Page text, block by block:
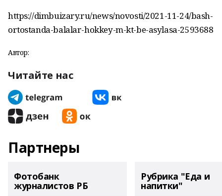
https://dimbuizary.ru/news/novosti/2021-11-24/bash-
ortostanda-balalar-hokkey-m-kt-be-asylasa-2593688
Автор:
Читайте нас
Партнеры
Фотобанк
журналистов РБ
Рубрика "Еда и
напитки"